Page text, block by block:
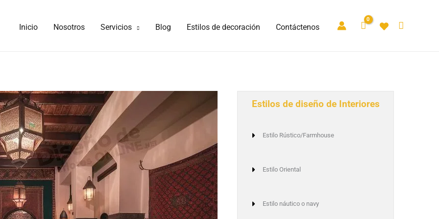
Inicio Nosotros Servicios Blog Estilos de decoración Contáctenos
Estilos de diseño de Interiores
Estilo Rústico/Farmhouse
Estilo Oriental
Estilo náutico o navy